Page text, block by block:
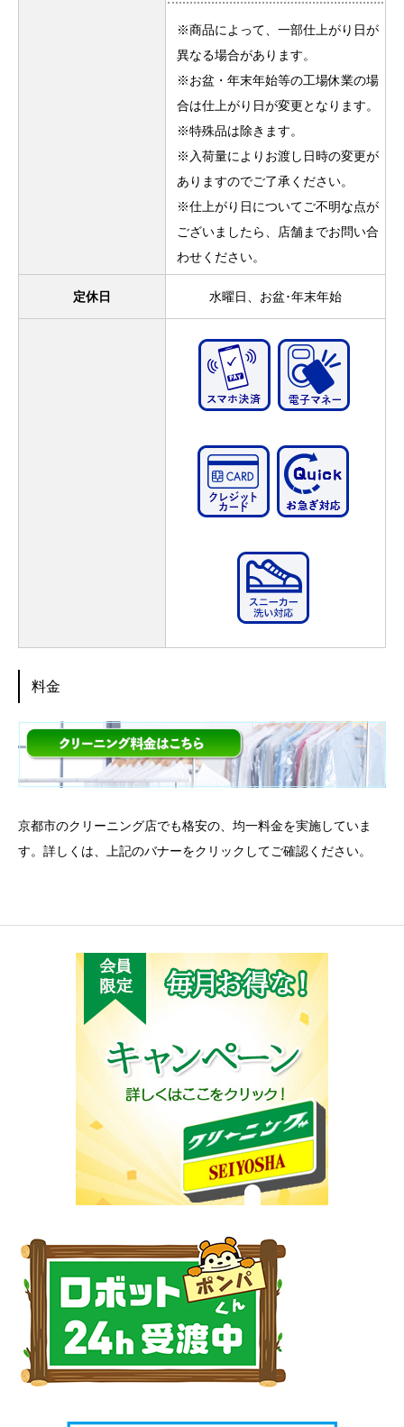
※商品によって、一部仕上がり日が
異なる場合があります。
※お盆・年末年始等の工場休業の場
合は仕上がり日が変更となります。
※特殊品は除きます。
※入荷量によりお渡し日時の変更が
ありますのでご了承ください。
※仕上がり日についてご不明な点が
ございましたら、店舗までお問い合
わせください。
定休日 水曜日、お盆･年末年始
料金
京都市のクリーニング店でも格安の、均一料金を実施していま
す。詳しくは、上記のバナーをクリックしてご確認ください。